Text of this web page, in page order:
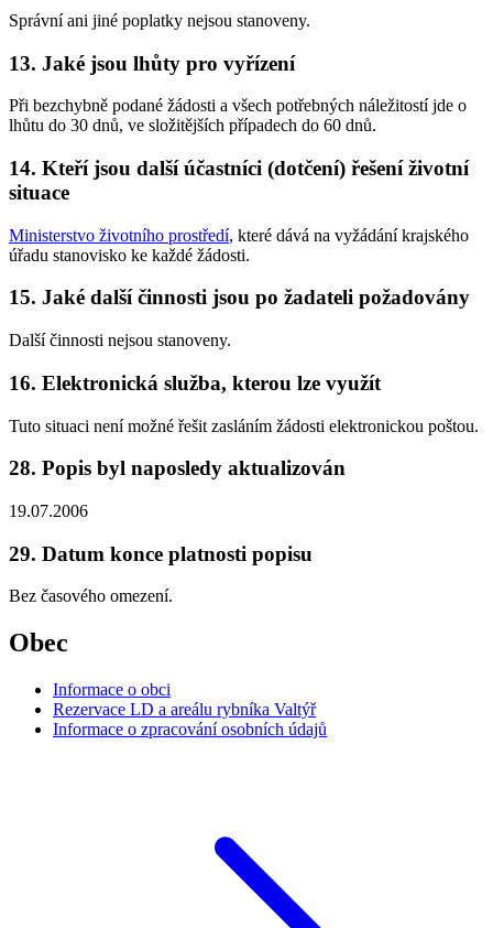
Správní ani jiné poplatky nejsou stanoveny.
13. Jaké jsou lhůty pro vyřízení
Při bezchybně podané žádosti a všech potřebných náležitostí jde o
lhůtu do 30 dnů, ve složitějších případech do 60 dnů.
14. Kteří jsou další účastníci (dotčení) řešení životní
situace
Ministerstvo životního prostředí, které dává na vyžádání krajského
úřadu stanovisko ke každé žádosti.
15. Jaké další činnosti jsou po žadateli požadovány
Další činnosti nejsou stanoveny.
16. Elektronická služba, kterou lze využít
Tuto situaci není možné řešit zasláním žádosti elektronickou poštou.
28. Popis byl naposledy aktualizován
19.07.2006
29. Datum konce platnosti popisu
Bez časového omezení.
Obec
Informace o obci
Rezervace LD a areálu rybníka Valtýř
Informace o zpracování osobních údajů